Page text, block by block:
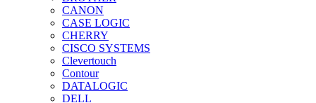
CANON
CASE LOGIC
CHERRY
CISCO SYSTEMS
Clevertouch
Contour
DATALOGIC
DELL